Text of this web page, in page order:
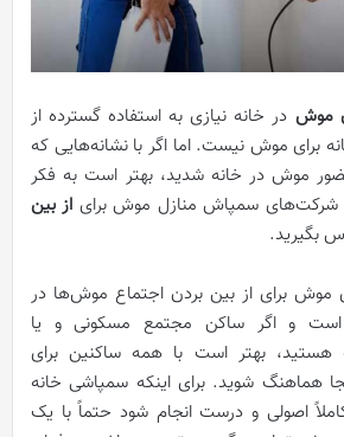
موش در خانه نیازی به استفاده گسترده از
برای موش نیست. اما اگر با نشانه‌هایی که
موش در خانه شدید، بهتر است به فکر
شرکت‌های سمپاش منازل موش برای از بین
بگیرید.
موش برای از بین بردن اجتماع موش‌ها در
است و اگر ساکن مجتمع مسکونی و یا
هستید، بهتر است با همه ساکنین برای
هماهنگ شوید. برای اینکه سمپاشی خانه
اصولی و درست انجام شود حتماً با یک